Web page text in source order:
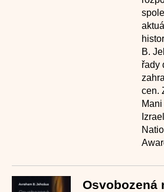
B.
řady
cen.
Osvobozená